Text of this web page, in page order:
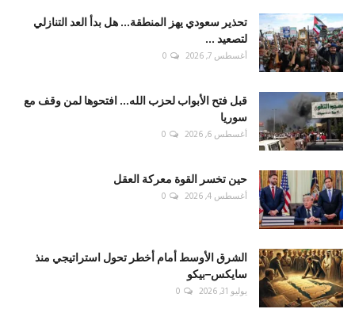
تحذير سعودي يهز المنطقة... هل بدأ العد التنازلي
لتصعيد ...
أغسطس 7, 2026 0
قبل فتح الأبواب لحزب الله... افتحوها لمن وقف مع
سوريا
أغسطس 6, 2026 0
حين تخسر القوة معركة العقل
أغسطس 4, 2026 0
الشرق الأوسط أمام أخطر تحول استراتيجي منذ
سايكس–بيكو
يوليو 31, 2026 0